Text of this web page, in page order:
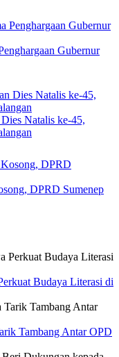
Gubernur
Natalis ke-45,
DPRD Sumenep
Budaya Literasi di
Tambang Antar OPD